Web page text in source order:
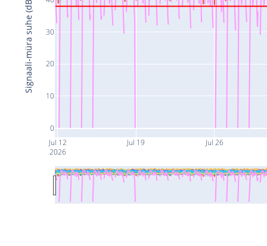
Jul 12
2026
Jul 19 Jul 26
0
10
20
30
Signaali-müra suhe (dB)